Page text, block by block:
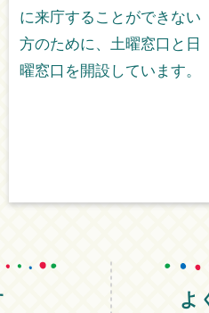
に来庁することができない
方のために、土曜窓口と日
曜窓口を開設しています。
よ